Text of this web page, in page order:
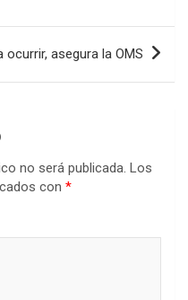
asegura la OMS
no será publicada. Los
con *